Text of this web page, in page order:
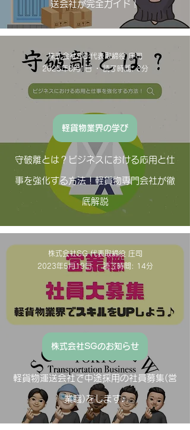
送会社が完全ガイド！
守破離とは？ビジネスにおける応用と仕
事を強化する方法！軽貨物専門会社が徹
底解説
軽貨物業界の学び
株式会社SG 代表取締役 庄司
2023年8月1日
読了時間: 8分
軽貨物運送会社で中途採用の社員募集(営
業職)をします♪
株式会社SGのお知らせ
株式会社SG 代表取締役 庄司
2023年5月19日
読了時間: 14分